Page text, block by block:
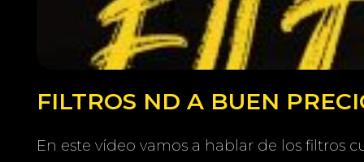
FILTROS ND A BUEN
En este vídeo vamos a hablar de los filtros